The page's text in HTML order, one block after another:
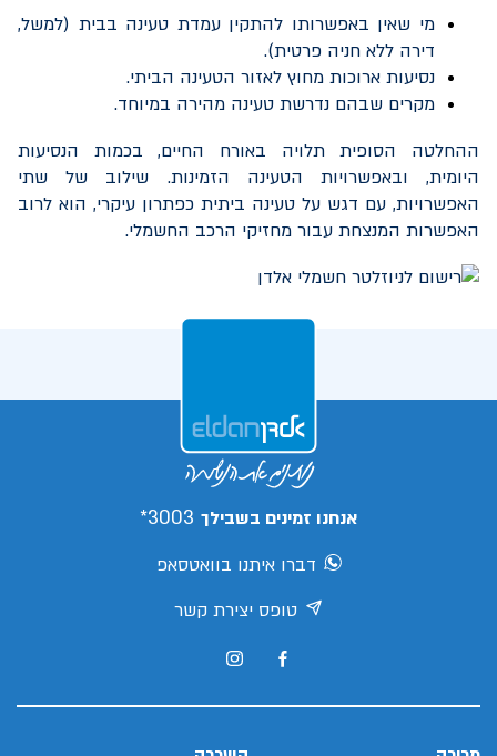
מי שאין באפשרותו להתקין עמדת טעינה בבית (למשל,
דירה ללא חניה פרטית).
נסיעות ארוכות מחוץ לאזור הטעינה הביתי.
מקרים שבהם נדרשת טעינה מהירה במיוחד.
ההחלטה הסופית תלויה באורח החיים, בכמות הנסיעות
היומית, ובאפשרויות הטעינה הזמינות. שילוב של שתי
האפשרויות, עם דגש על טעינה ביתית כפתרון עיקרי, הוא לרוב
האפשרות המנצחת עבור מחזיקי הרכב החשמלי.
אנחנו זמינים בשבילך 3003*
דברו איתנו בוואטסאפ
טופס יצירת קשר